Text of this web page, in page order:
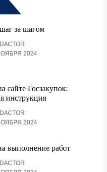
за шагом
2024
сайте Госзакупок:
инструкция
2024
выполнение работ